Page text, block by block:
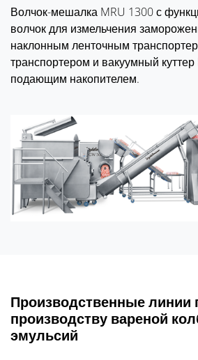
Волчок-мешалка MRU 1300 с
волчок для измельчения
наклонным ленточным
транспортером и вакуумный куттер
подающим накопителем.
Производственные линии
производству вареной
эмульсий